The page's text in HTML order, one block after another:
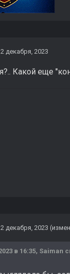
2 декабря, 2023
Какой еще
2 декабря, 2023
в 16:35, Saiman